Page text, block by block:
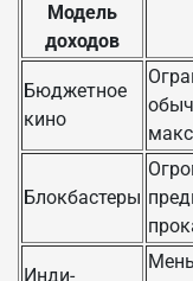
Модель
доходов
Бюджетное
кино
Блокбастеры
Инди-